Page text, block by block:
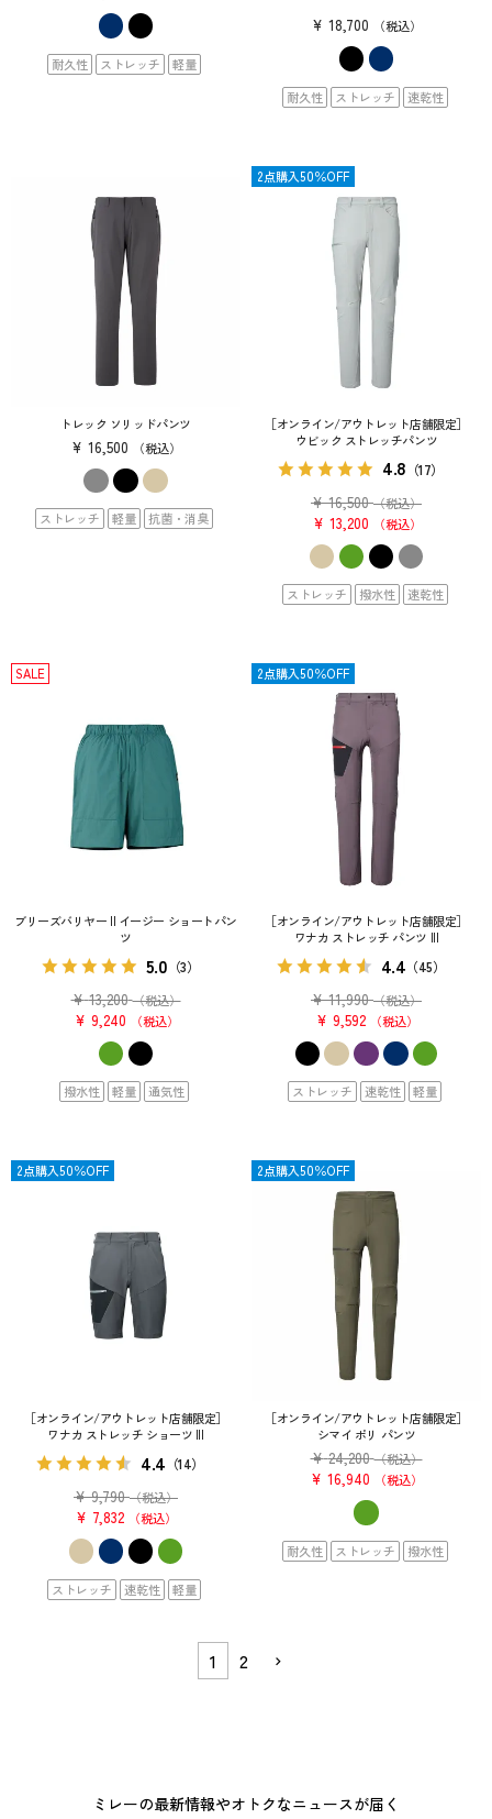
耐久性 ストレッチ 軽量
¥ 18,700 税込
耐久性 ストレッチ 速乾性
トレック ソリッドパンツ
¥ 16,500 税込
ストレッチ 軽量 抗菌・消臭
［オンライン/アウトレット店舗限定］
ウビック ストレッチパンツ
4.8 （17）
¥ 16,500 （税込）
¥ 13,200 税込
SALE
ストレッチ 撥水性 速乾性
2点購入50％OFF
ブリーズバリヤー II イージー ショートパン
ツ
5.0 （3）
¥ 13,200 （税込）
¥ 9,240 税込
SALE
撥水性 軽量 通気性
［オンライン/アウトレット店舗限定］
ワナカ ストレッチ パンツ III
4.4 （45）
¥ 11,990 （税込）
¥ 9,592 税込
SALE
ストレッチ 速乾性 軽量
2点購入50％OFF
［オンライン/アウトレット店舗限定］
ワナカ ストレッチ ショーツ III
4.4 （14）
¥ 9,790 （税込）
¥ 7,832 税込
SALE
ストレッチ 速乾性 軽量
2点購入50％OFF
［オンライン/アウトレット店舗限定］
シマイ ポリ パンツ
¥ 24,200 （税込）
¥ 16,940 税込
SALE
耐久性 ストレッチ 撥水性
2点購入50％OFF
1 2
ミレーの最新情報やオトクなニュースが届く